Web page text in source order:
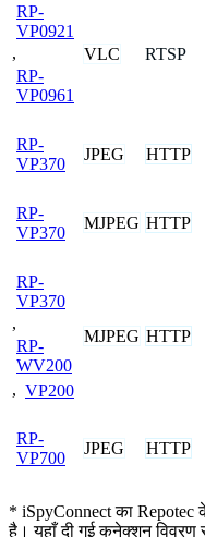
RP-
VP0921
,
RP-
VP0961
VLC RTSP
RP-
VP370
JPEG HTTP
RP-
VP370
MJPEG HTTP
RP-
VP370
,
RP-
WV200
, VP200
MJPEG HTTP
RP-
VP700
JPEG HTTP
* iSpyConnect का Repotec
है। यहाँ दी गई कनेक्शन विवरण